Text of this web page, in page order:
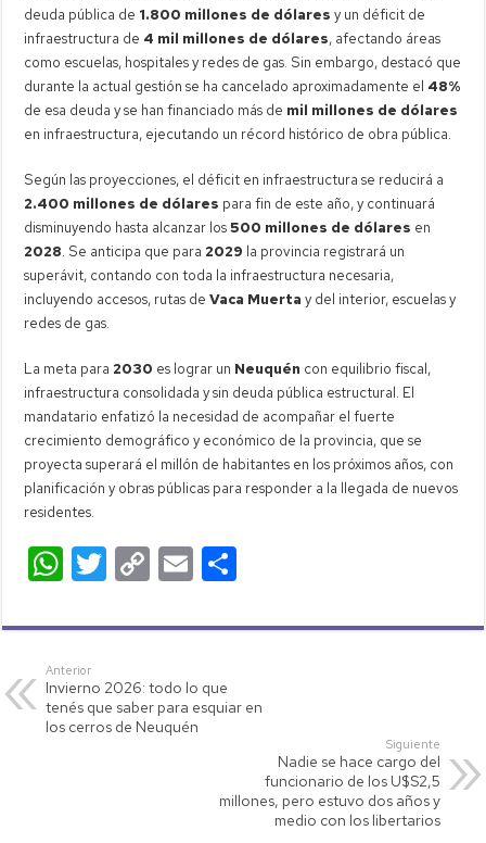
deuda pública de 1.800 millones de dólares y un déficit de
infraestructura de 4 mil millones de dólares, afectando áreas
como escuelas, hospitales y redes de gas. Sin embargo, destacó que
durante la actual gestión se ha cancelado aproximadamente el 48%
de esa deuda y se han financiado más de mil millones de dólares
en infraestructura, ejecutando un récord histórico de obra pública.
Según las proyecciones, el déficit en infraestructura se reducirá a
2.400 millones de dólares para fin de este año, y continuará
disminuyendo hasta alcanzar los500 millones de dólares en
2028. Se anticipa que para 2029 la provincia registrará un
superávit, contando con toda la infraestructura necesaria,
incluyendo accesos, rutas deVaca Muerta y del interior, escuelas y
redes de gas.
La meta para 2030 es lograr un Neuquén con equilibrio fiscal,
infraestructura consolidada y sin deuda pública estructural. El
mandatario enfatizó la necesidad de acompañar el fuerte
crecimiento demográfico y económico de la provincia, que se
proyecta superará el millón de habitantes en los próximos años, con
planificación y obras públicas para responder a la llegada de nuevos
residentes.
W
at
s
A
p
T
tt
C
p
Li
nk
E
ail m
ar
Anterior
Invierno 2026: todo lo que
tenés que saber para esquiar en
los cerros de Neuquén
Siguiente
Nadie se hace cargo del
funcionario de los U$S2,5
millones, pero estuvo dos años y
medio con los libertarios